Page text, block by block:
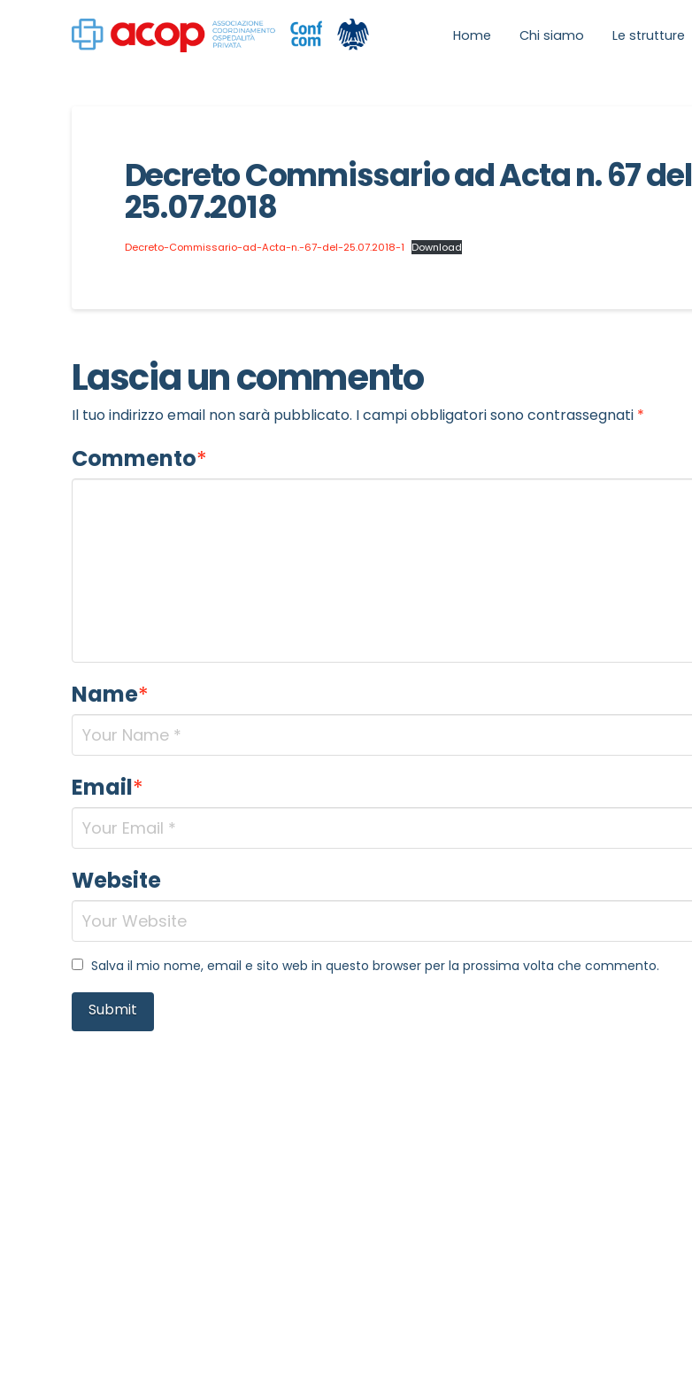
Home Chi siamo Le strutture
Decreto Commissario ad Acta n. 67 del
25.07.2018
Decreto-Commissario-ad-Acta-n.-67-del-25.07.2018-1 Download
Lascia un commento
Il tuo indirizzo email non sarà pubblicato. I campi obbligatori sono contrassegnati *
Commento*
Name*
Email*
Website
Salva il mio nome, email e sito web in questo browser per la prossima volta che commento.